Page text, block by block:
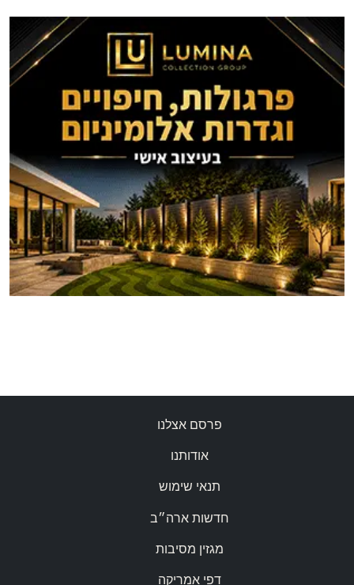
פרסם אצלנו
אודותנו
תנאי שימוש
חדשות ארה״ב
מגזין מסיבות
דפי אמריקה